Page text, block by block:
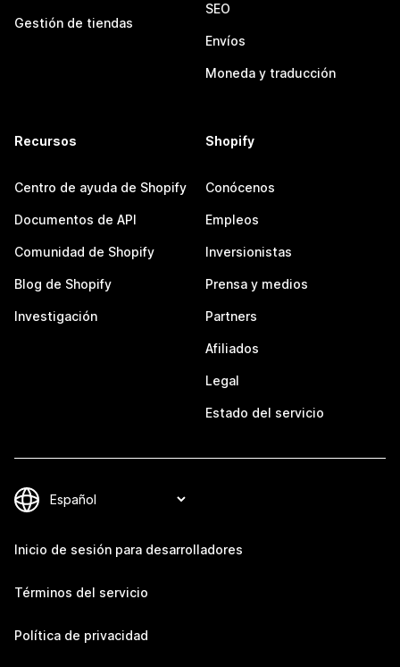
Gestión de tiendas
SEO
Envíos
Moneda y traducción
Recursos
Centro de ayuda de Shopify
Documentos de API
Comunidad de Shopify
Blog de Shopify
Investigación
Shopify
Conócenos
Empleos
Inversionistas
Prensa y medios
Partners
Afiliados
Legal
Estado del servicio
Inicio de sesión para desarrolladores
Términos del servicio
Política de privacidad